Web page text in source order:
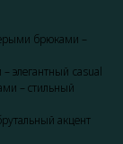
брюками –
элегантный casual
– стильный
акцент